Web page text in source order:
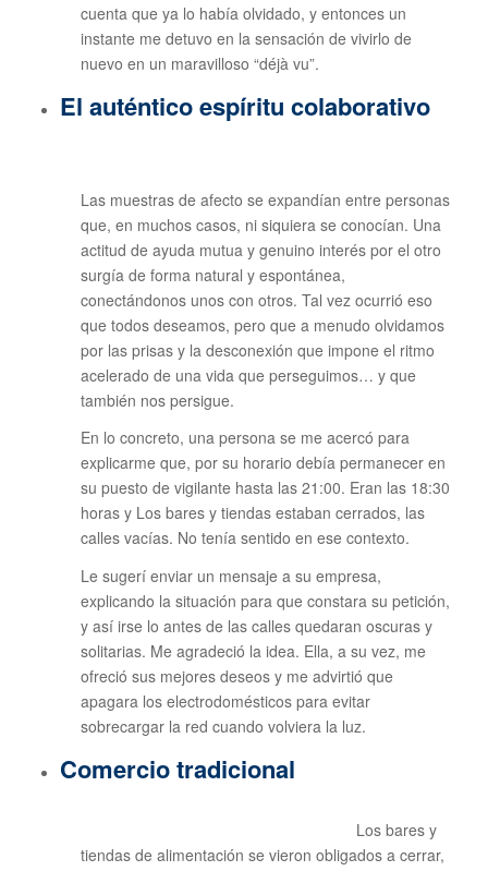
cuenta que ya lo había olvidado, y entonces un
instante me detuvo en la sensación de vivirlo de
nuevo en un maravilloso “déjà vu”.
El auténtico espíritu colaborativo
Las muestras de afecto se expandían entre personas
que, en muchos casos, ni siquiera se conocían. Una
actitud de ayuda mutua y genuino interés por el otro
surgía de forma natural y espontánea,
conectándonos unos con otros. Tal vez ocurrió eso
que todos deseamos, pero que a menudo olvidamos
por las prisas y la desconexión que impone el ritmo
acelerado de una vida que perseguimos… y que
también nos persigue.
En lo concreto, una persona se me acercó para
explicarme que, por su horario debía permanecer en
su puesto de vigilante hasta las 21:00. Eran las 18:30
horas y Los bares y tiendas estaban cerrados, las
calles vacías. No tenía sentido en ese contexto.
Le sugerí enviar un mensaje a su empresa,
explicando la situación para que constara su petición,
y así irse lo antes de las calles quedaran oscuras y
solitarias. Me agradeció la idea. Ella, a su vez, me
ofreció sus mejores deseos y me advirtió que
apagara los electrodomésticos para evitar
sobrecargar la red cuando volviera la luz.
Comercio tradicional
Los bares y
tiendas de alimentación se vieron obligados a cerrar,